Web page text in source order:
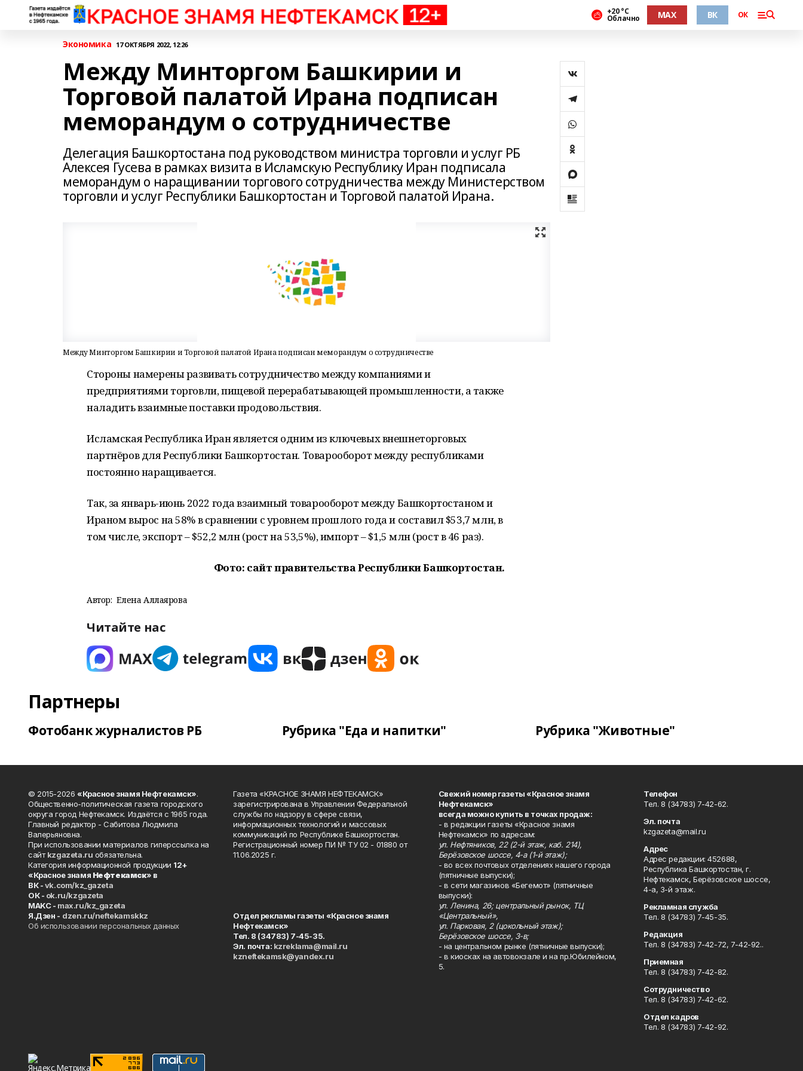
+20 °С
Облачно MAX ВК ОК
Экономика 17 ОКТЯБРЯ 2022, 12:26
Между Минторгом Башкирии и
Торговой палатой Ирана подписан
меморандум о сотрудничестве
Делегация Башкортостана под руководством министра торговли и услуг РБ
Алексея Гусева в рамках визита в Исламскую Республику Иран подписала
меморандум о наращивании торгового сотрудничества между Министерством
торговли и услуг Республики Башкортостан и Торговой палатой Ирана.
Между Минторгом Башкирии и Торговой палатой Ирана подписан меморандум о сотрудничестве
Стороны намерены развивать сотрудничество между компаниями и
предприятиями торговли, пищевой перерабатывающей промышленности, а также
наладить взаимные поставки продовольствия.
Исламская Республика Иран является одним из ключевых внешнеторговых
партнёров для Республики Башкортостан. Товарооборот между республиками
постоянно наращивается.
Так, за январь-июнь 2022 года взаимный товарооборот между Башкортостаном и
Ираном вырос на 58% в сравнении с уровнем прошлого года и составил $53,7 млн, в
том числе, экспорт – $52,2 млн (рост на 53,5%), импорт – $1,5 млн (рост в 46 раз).
Фото: сайт правительства Республики Башкортостан.
Автор: Елена Аллаярова
Читайте нас
Партнеры
Фотобанк журналистов РБ Рубрика "Еда и напитки" Рубрика "Животные"
© 2015-2026 «Красное знамя Нефтекамск».
Общественно-политическая газета городского
округа город Нефтекамск. Издаётся с 1965 года.
Главный редактор - Сабитова Людмила
Валерьяновна.
При использовании материалов гиперссылка на
сайтkzgazeta.ru обязательна.
Категория информационной продукции 12+
«Красное знамя Нефтекамск» в
ВК -vk.com/kz_gazeta
ОК - ok.ru/kzgazeta
MAKC - max.ru/kz_gazeta
Я.Дзен - dzen.ru/neftekamskkz
Об использовании персональных данных
Газета «КРАСНОЕ ЗНАМЯ НЕФТЕКАМСК»
зарегистрирована в Управлении Федеральной
службы по надзору в сфере связи,
информационных технологий и массовых
коммуникаций по Республике Башкортостан.
Регистрационный номер ПИ № ТУ 02 - 01880 от
11.06.2025 г.
Отдел рекламы газеты «Красное знамя
Нефтекамск»
Тел. 8 (34783) 7-45-35.
Эл. почта: kzreklama@mail.ru
kzneftekamsk@yandex.ru
Свежий номер газеты «Красное знамя
Нефтекамск»
всегда можно купить в точках продаж:
- в редакции газеты «Красное знамя
Нефтекамск» по адресам:
ул. Нефтяников, 22 (2-й этаж, каб. 214),
Берёзовское шоссе, 4-а (1-й этаж);
- во всех почтовых отделениях нашего города
(пятничные выпуски);
- в сети магазинов «Бегемот» (пятничные
выпуски):
ул. Ленина, 26; центральный рынок, ТЦ
«Центральный»,
ул. Парковая, 2 (цокольный этаж);
Берёзовское шоссе, 3-в;
- на центральном рынке (пятничные выпуски);
- в киосках на автовокзале и на пр.Юбилейном,
5.
Телефон
Тел. 8 (34783) 7-42-62.
Эл. почта
kzgazeta@mail.ru
Адрес
Адрес редакции: 452688,
Республика Башкортостан, г.
Нефтекамск, Берёзовское шоссе,
4-а, 3-й этаж.
Рекламная служба
Тел. 8 (34783) 7-45-35.
Редакция
Тел. 8 (34783) 7-42-72, 7-42-92..
Приемная
Тел. 8 (34783) 7-42-82.
Сотрудничество
Тел. 8 (34783) 7-42-62.
Отдел кадров
Тел. 8 (34783) 7-42-92.